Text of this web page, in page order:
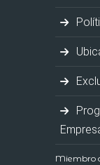
Miembro